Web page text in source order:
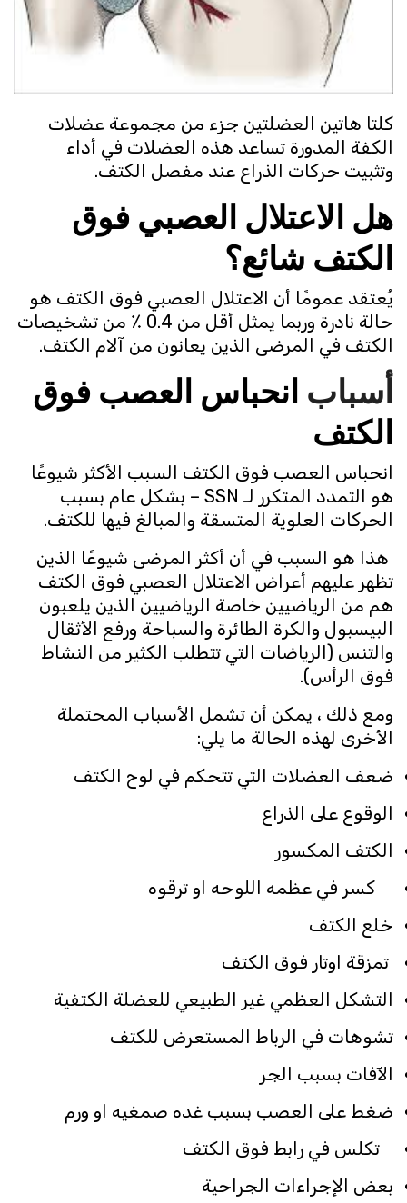
كلتا هاتين العضلتين جزء من مجموعة عضلات
الكفة المدورة تساعد هذه العضلات في أداء
وتثبيت حركات الذراع عند مفصل الكتف.
هل الاعتلال العصبي فوق
الكتف شائع؟
يُعتقد عمومًا أن الاعتلال العصبي فوق الكتف هو
حالة نادرة وربما يمثل أقل من 0.4 ٪ من تشخيصات
الكتف في المرضى الذين يعانون من آلام الكتف.
أسبابانحباس العصب فوق
الكتف
انحباس العصب فوق الكتف السبب الأكثر شيوعًا
هو التمدد المتكرر لـ SSN – بشكل عام بسبب
الحركات العلوية المتسقة والمبالغ فيها للكتف.
هذا هو السبب في أن أكثر المرضى شيوعًا الذين
تظهر عليهم أعراض الاعتلال العصبي فوق الكتف
هم من الرياضيين خاصة الرياضيين الذين يلعبون
البيسبول والكرة الطائرة والسباحة ورفع الأثقال
والتنس (الرياضات التي تتطلب الكثير من النشاط
فوق الرأس).
ومع ذلك ، يمكن أن تشمل الأسباب المحتملة
الأخرى لهذه الحالة ما يلي:
ضعف العضلات التي تتحكم في لوح الكتف
الوقوع على الذراع
الكتف المكسور
كسر في عظمه اللوحه او ترقوه
خلع الكتف
تمزقة اوتار فوق الكتف
التشكل العظمي غير الطبيعي للعضلة الكتفية
تشوهات في الرباط المستعرض للكتف
الآفات بسبب الجر
ضغط على العصب بسبب غده صمغيه او ورم
تكلس في رابط فوق الكتف
بعض الإجراءات الجراحية